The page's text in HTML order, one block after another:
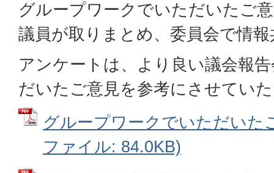
グループワークでいただいたご
議員が取りまとめ、委員会で情
アンケートは、より良い議会報
だいたご意見を参考にさせてい
グループワークでいただいた
ファイル: 84.0KB)